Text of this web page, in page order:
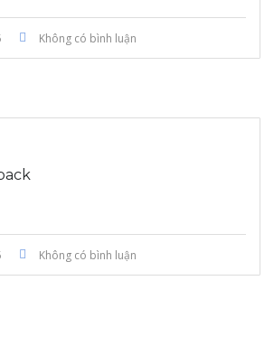
Không có bình luận
Không có bình luận